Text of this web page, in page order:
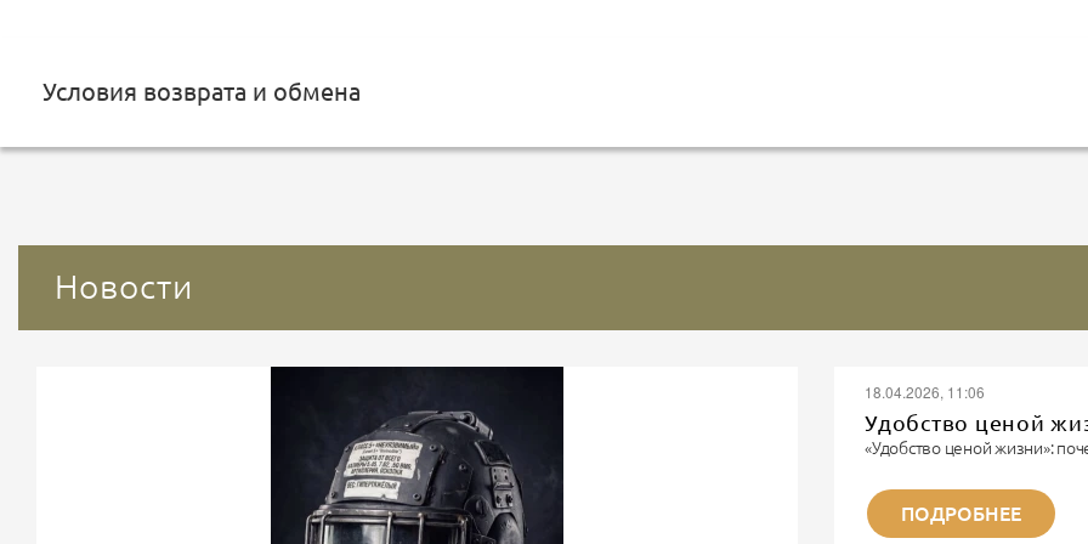
Условия возврата и обмена
Новости
18.04.2026, 11:06
Удобство ценой
«Удобство ценой жизни»:
Записки военного
«Я видел многое. Но каждый
не забывается. Потому что
ПОДРОБНЕЕ